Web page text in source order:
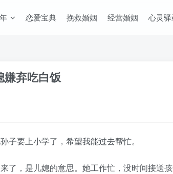
恋爱宝典 挽救婚姻 经营婚姻 心灵
嫌弃吃白饭
要上小学了，希望我能过去帮忙。
，是儿媳的意思。她工作忙，没时间接送